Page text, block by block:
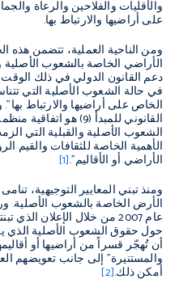
والأقليات والفلاحين والرعاة
على أراضيها والارتباط بها.
ومن الناحية العملية، تتضمن هذه
الأراضي الخاصة بالشعوب الأصلية
دعم القانون الدولي في ذلك
في حالة الشعوب الأصلية التي
الخاص على أراضيها والارتباط
الشعوب الأصلية والقبلية التي
الأهمية الخاصة للثقافات والقيم
الأراضي أو الأقاليم".[1]
ومنذ تبني المعايير التوجيهية،
الأرض الخاصة بالشعوب الأصلية.
عام 2007 من خلال الإعلان
حول حقوق الشعوب الأصلية
أن تُهجّر قسراً من أراضيها أو
والمستنيرة" إلى جانب تعويضهم
أمكن ذلك.[2]